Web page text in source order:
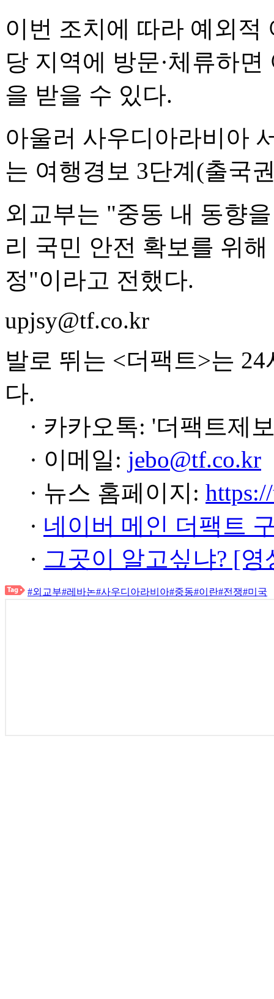
이번 조치에 따라 예외적
당 지역에 방문·체류하
을 받을 수 있다.
아울러 사우디아라비아
는 여행경보 3단계(출국
외교부는 "중동 내 동향
리 국민 안전 확보를 위
정"이라고 전했다.
upjsy@tf.co.kr
발로 뛰는 <더팩트>는
다.
· 카카오톡: '더팩트제
· 이메일: jebo@tf.co.kr
· 뉴스 홈페이지:
· 네이버 메인 더팩트
· 그곳이 알고싶냐? [
#외교부#레바논#사우디아라비아#중동#이란#전쟁#미국